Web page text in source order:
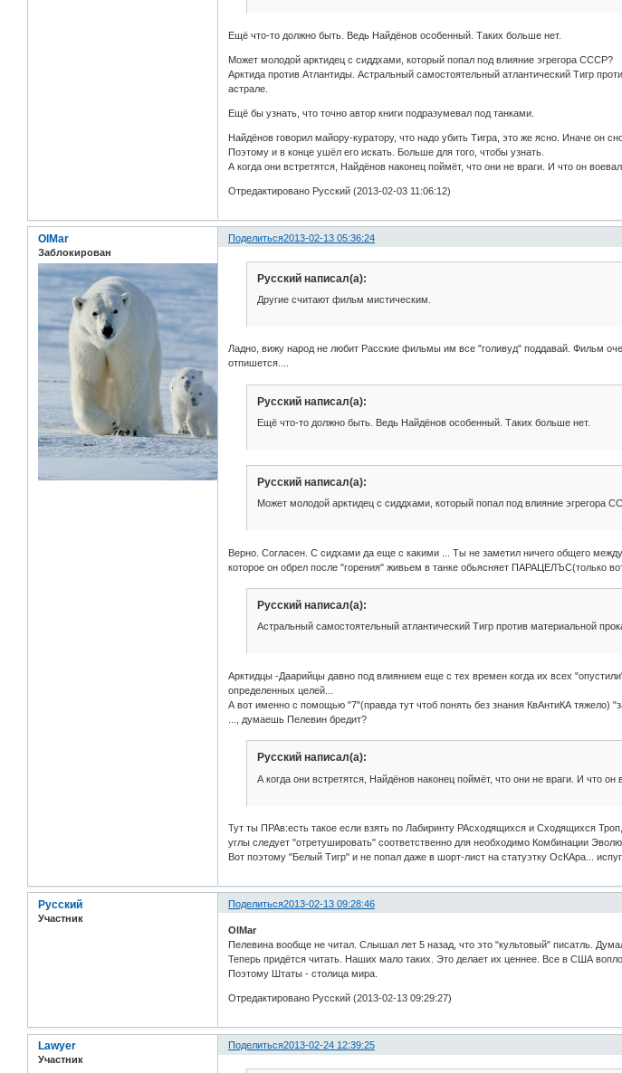
Ещё что-то должно быть. Ведь Найдёнов особенный. Таких больше нет.
Может молодой арктидец с сиддхами, который попал под влияние эгрегора СССР?
Арктида против Атлантиды. Астральный самостоятельный атлантический Тигр
астрале.
Ещё бы узнать, что точно автор книги подразумевал под танками.
Найдёнов говорил майору-куратору, что надо убить Тигра, это же ясно. Иначе он
Поэтому и в конце ушёл его искать. Больше для того, чтобы узнать.
А когда они встретятся, Найдёнов наконец поймёт, что они не враги. И что он
Отредактировано Русский (2013-02-03 11:06:12)
Поделиться2013-02-13 05:36:24
OlMar
Заблокирован
Русский написал(а):
Другие считают фильм мистическим.
Ладно, вижу народ не любит Расские фильмы им все "голивуд" поддавай. Фильм
отпишется....
Русский написал(а):
Ещё что-то должно быть. Ведь Найдёнов особенный. Таких больше нет.
Русский написал(а):
Может молодой арктидец с сиддхами, который попал под влияние эгрегора
Верно. Согласен. С сидхами да еще с какими ... Ты не заметил ничего общего
которое он обрел после "горения" живьем в танке обьясняет ПАРАЦЕЛЪС(только
Русский написал(а):
Астральный самостоятельный атлантический Тигр против материальной
Арктидцы -Даарийцы давно под влиянием еще с тех времен когда их всех
определенных целей...
А вот именно с помощью "7"(правда тут чтоб понять без знания КвАнтиКА тяжело)
..., думаешь Пелевин бредит?
Русский написал(а):
А когда они встретятся, Найдёнов наконец поймёт, что они не враги. И что он
Тут ты ПРАв:есть такое если взять по Лабиринту РАсходящихся и Сходящихся
углы следует "отретушировать" соответственно для необходимо Комбинации
Вот поэтому "Белый Тигр" и не попал даже в шорт-лист на статуэтку ОсКАра...
Поделиться2013-02-13 09:28:46
Русский
Участник
OlMar
Пелевина вообще не читал. Слышал лет 5 назад, что это "культовый" писатль.
Теперь придётся читать. Наших мало таких. Это делает их ценнее. Все в США
Поэтому Штаты - столица мира.
Отредактировано Русский (2013-02-13 09:29:27)
Поделиться2013-02-24 12:39:25
Lawyer
Участник